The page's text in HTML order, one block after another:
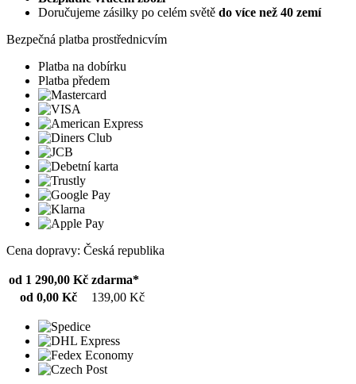
Doručujeme zásilky po celém světě do více než 40 zemí
Bezpečná platba prostřednicvím
Platba na dobírku
Platba předem
Cena dopravy: Česká republika
od 1 290,00 Kč zdarma*
od 0,00 Kč
139,00 Kč